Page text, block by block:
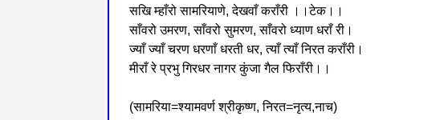
सखि म्हाँरो सामरियाणे, देखवाँ कराँरी ।।टेक।।
साँवरो उमरण, साँवरो सुमरण, साँवरो ध्याण धराँ री।
ज्याँ ज्याँ चरण धरणाँ धरती धर, त्याँ त्याँ निरत कराँरी।
मीराँ रे प्रभु गिरधर नागर कुंजा गैल फिराँरी।।
(सामरिया=श्यामवर्ण श्रीकृष्ण, निरत=नृत्य,नाच)